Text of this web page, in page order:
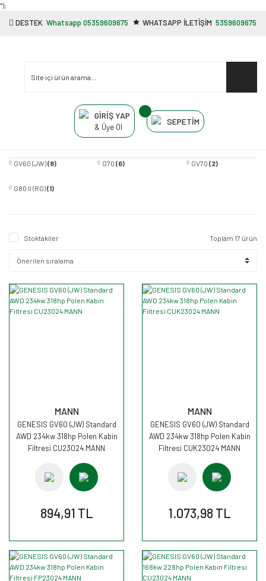
"');
DESTEK Whatsapp 05359609675 WHATSAPP İLETİŞİM 5359609675
GİRİŞ YAP
& Üye Ol
SEPETİM
GV60 (JW)(8) G70(6) GV70 (2)
G80 II (RG)(1)
Stoktakiler Toplam 17 ürün
MANN
GENESIS GV60 (JW) Standard
AWD 234kw 318hp Polen Kabin
Filtresi CU23024 MANN
894,91 TL
MANN
GENESIS GV60 (JW) Standard
AWD 234kw 318hp Polen Kabin
Filtresi CUK23024 MANN
1.073,98 TL